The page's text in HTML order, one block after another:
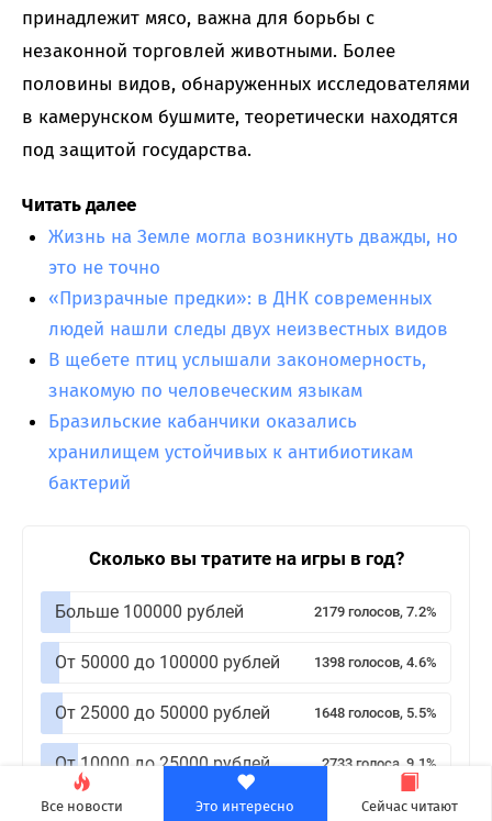
Все новости Это интересно Сейчас читают
принадлежит мясо, важна для борьбы с
незаконной торговлей животными. Более
половины видов, обнаруженных исследователями
в камерунском бушмите, теоретически находятся
под защитой государства.
Читать далее
Жизнь на Земле могла возникнуть дважды, но
это не точно
«Призрачные предки»: в ДНК современных
людей нашли следы двух неизвестных видов
В щебете птиц услышали закономерность,
знакомую по человеческим языкам
Бразильские кабанчики оказались
хранилищем устойчивых к антибиотикам
бактерий
Сколько вы тратите на игры в год?
Больше 100000 рублей 2179 голосов, 7.2%
От 50000 до 100000 рублей 1398 голосов, 4.6%
От 25000 до 50000 рублей 1648 голосов, 5.5%
От 10000 до 25000 рублей 2733 голоса, 9.1%
До 10000 рублей 5549 голосов, 18.4%